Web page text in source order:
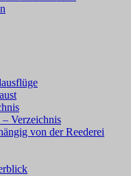
Verzeichnis
von der Reederei